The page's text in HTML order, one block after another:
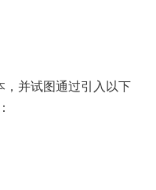
并试图通过引入以下